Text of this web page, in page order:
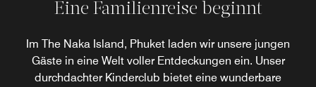
Eine Familienreise beginnt
Im The Naka Island, Phuket laden wir unsere jungen
Gäste in eine Welt voller Entdeckungen ein. Unser
durchdachter Kinderclub bietet eine wunderbare